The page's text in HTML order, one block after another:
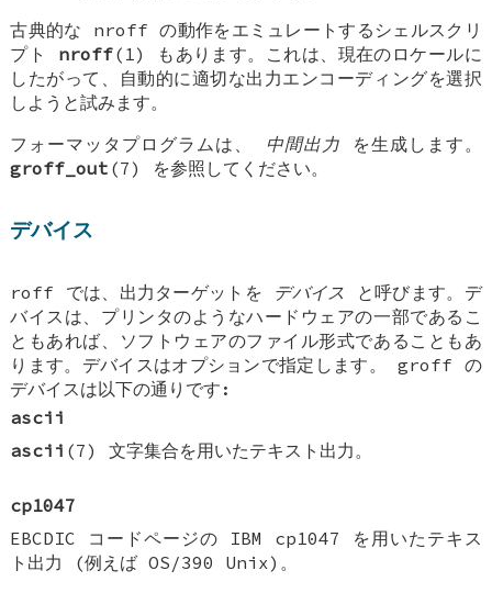
古典的な nroff の動作をエミュレートするシェルスクリ
プト nroff(1) もあります。これは、現在のロケールに
したがって、自動的に適切な出力エンコーディングを選択
しようと試みます。
フォーマッタプログラムは、
中間出力 を生成します。
groff_out (7) を参照してください。
デバイス
roff では、出力ターゲットを デバイス と呼びます。デ
バイスは、プリンタのようなハードウェアの一部であるこ
ともあれば、ソフトウェアのファイル形式であることもあ
ります。デバイスはオプションで指定します。 groff の
デバイスは以下の通りです:
ascii
ascii (7) 文字集合を用いたテキスト出力。
cp1047
EBCDIC コードページの IBM cp1047 を用いたテキス
ト出力 (例えば OS/390 Unix)。